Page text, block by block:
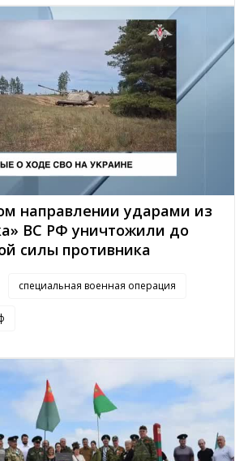
направлении ударами из
ВС РФ уничтожили до
силы противника
специальная военная операция